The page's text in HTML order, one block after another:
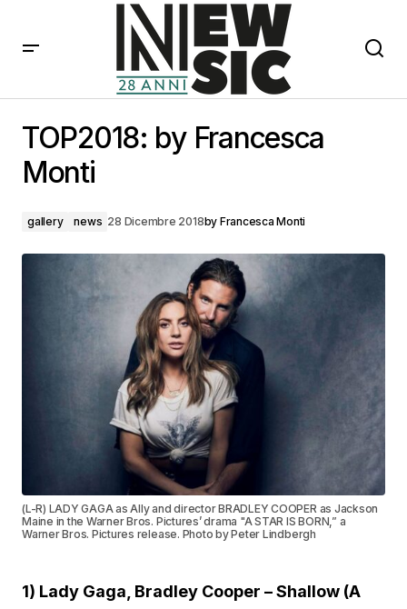
TOP2018: by Francesca
Monti
gallery news 28 Dicembre 2018by Francesca Monti
(L-R) LADY GAGA as Ally and director BRADLEY COOPER as Jackson
Maine in the Warner Bros. Pictures’ drama "A STAR IS BORN,” a
Warner Bros. Pictures release. Photo by Peter Lindbergh
1) Lady Gaga, Bradley Cooper – Shallow (A